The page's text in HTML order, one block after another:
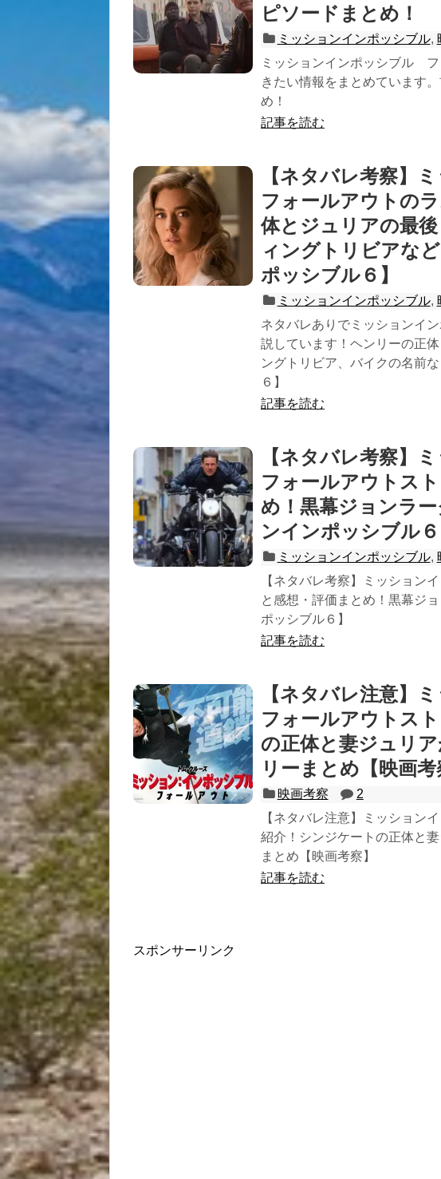
ピソードまとめ！
ミッションインポッシブル,
ミッションインポッシブル
きたい情報をまとめています
め！
記事を読む
【ネタバレ考察】
フォールアウトの
体とジュリアの最
ィングトリビアな
ポッシブル６】
ミッションインポッシブル,
ネタバレありでミッションイ
説しています！ヘンリーの正
ングトリビア、バイクの名前
６】
記事を読む
【ネタバレ考察】
フォールアウトス
め！黒幕ジョンラ
ンインポッシブル６
ミッションインポッシブル,
【ネタバレ考察】ミッション
と感想・評価まとめ！黒幕ジ
ポッシブル６】
記事を読む
【ネタバレ注意】
フォールアウトス
の正体と妻ジュリ
リーまとめ【映画考
映画考察
2
【ネタバレ注意】ミッション
紹介！シンジケートの正体と
まとめ【映画考察】
記事を読む
スポンサーリンク